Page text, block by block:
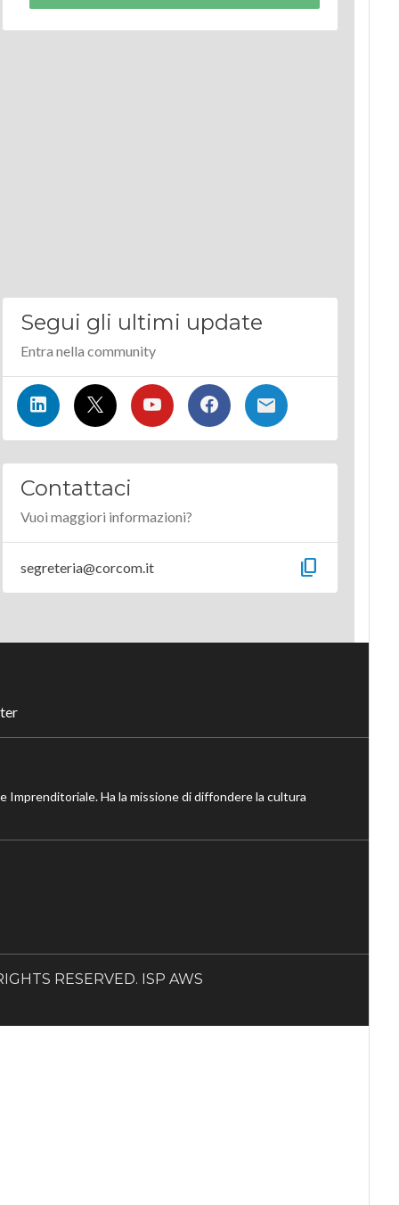
Segui gli ultimi update
Entra nella community
Contattaci
Vuoi maggiori informazioni?
segreteria@corcom.it content_copy
Ha la missione di diffondere la cultura
RESERVED. ISP AWS